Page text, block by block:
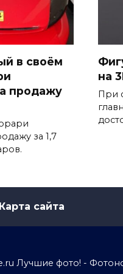
в своём
продажу
за 1,7
на
При
Карта сайта
Лучшие фото! -